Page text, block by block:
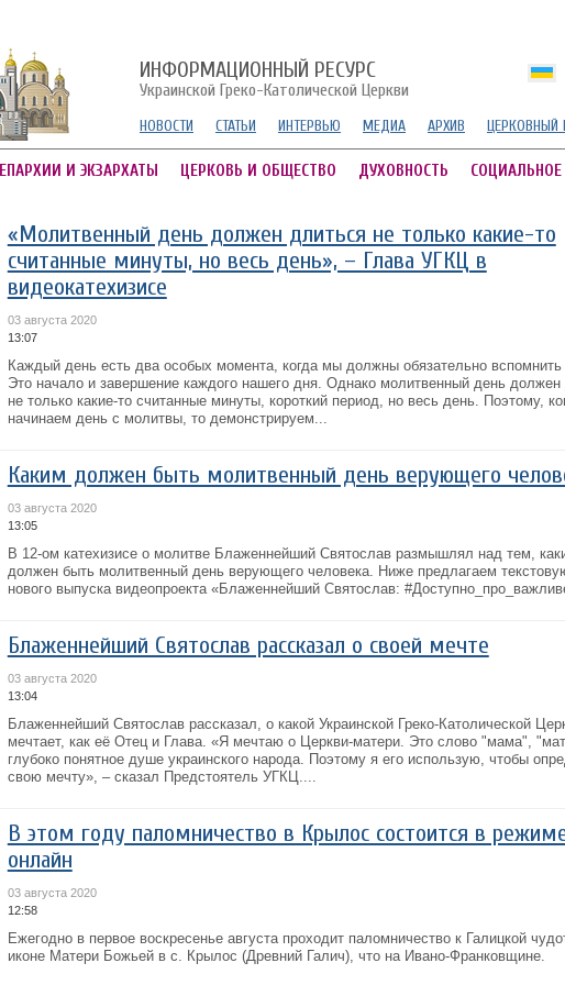
ИНФОРМАЦИОННЫЙ РЕСУРС
Украинской Греко-Католической Церкви
НОВОСТИ СТАТЬИ ИНТЕРВЬЮ МЕДИА АРХИВ ЦЕРКОВНЫЙ
ЕПАРХИИ И ЭКЗАРХАТЫ ЦЕРКОВЬ И ОБЩЕСТВО ДУХОВНОСТЬ
«Молитвенный день должен длиться не только какие-то
считанные минуты, но весь день», – Глава УГКЦ в
видеокатехизисе
03 августа 2020
13:07
Каждый день есть два особых момента, когда мы должны обязательно вспомнить
Это начало и завершение каждого нашего дня. Однако молитвенный день должен
не только какие-то считанные минуты, короткий период, но весь день. Поэтому,
начинаем день с молитвы, то демонстрируем...
Каким должен быть молитвенный день верующего
03 августа 2020
13:05
В 12-ом катехизисе о молитве Блаженнейший Святослав размышлял над тем,
должен быть молитвенный день верующего человека. Ниже предлагаем
нового выпуска видеопроекта «Блаженнейший Святослав:
Блаженнейший Святослав рассказал о своей мечте
03 августа 2020
13:04
Блаженнейший Святослав рассказал, о какой Украинской Греко-Католической
мечтает, как её Отец и Глава. «Я мечтаю о Церкви-матери. Это слово "мама",
глубоко понятное душе украинского народа. Поэтому я его использую, чтобы
свою мечту», – сказал Предстоятель УГКЦ....
В этом году паломничество в Крылос состоится в
онлайн
03 августа 2020
12:58
Ежегодно в первое воскресенье августа проходит паломничество к Галицкой
иконе Матери Божьей в с. Крылос (Древний Галич), что на Ивано-Франковщине.